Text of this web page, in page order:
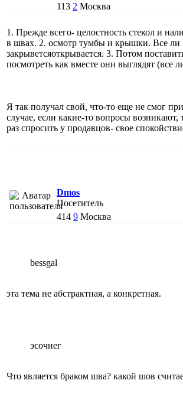
113 2 Москва
1. Прежде всего- целостность стекол и
в швах. 2. осмотр тумбы и крышки. Все ли
закрыветсяоткрывается. 3. Потом
посмотреть как вместе они выглядят (все
Я так получал свой, что-то еще не смог
случае, если какие-то вопросы
раз спросить у продавцов- свое
Dmos
Посетитель
414 9 Москва
bessgal
эта тема не абстрактная, а конкретная.
эсочнег
Что является браком шва? какой шов